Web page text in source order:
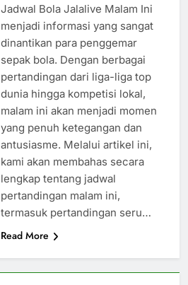
Jadwal Bola Jalalive Malam Ini
menjadi informasi yang sangat
dinantikan para penggemar
sepak bola. Dengan berbagai
pertandingan dari liga-liga top
dunia hingga kompetisi lokal,
malam ini akan menjadi momen
yang penuh ketegangan dan
antusiasme. Melalui artikel ini,
kami akan membahas secara
lengkap tentang jadwal
pertandingan malam ini,
termasuk pertandingan seru…
Read More